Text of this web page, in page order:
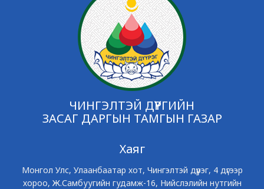
ЧИНГЭЛТЭЙ ДҮҮРГИЙН
ЗАСАГ ДАРГЫН ТАМГЫН ГАЗАР
Хаяг
Монгол Улс, Улаанбаатар хот, Чингэлтэй дүүрэг, 4 дүгээр
хороо, Ж.Самбуугийн гудамж-16, Нийслэлийн нутгийн